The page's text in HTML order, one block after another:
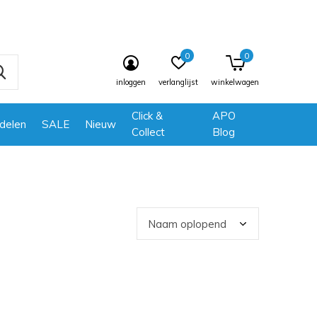
SALE Nieuw
Click &
Collect
APO
Blog
inloggen verlanglijst
0
winkelwagen
0